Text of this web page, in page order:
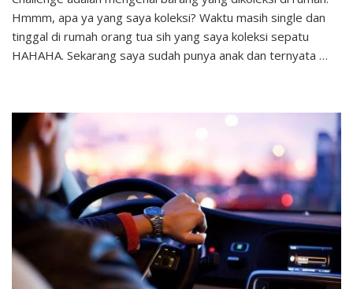
Mainan
Anak
&
Hmmm, apa ya yang saya koleksi? Waktu masih single dan
tinggal di rumah orang tua sih yang saya koleksi sepatu
HAHAHA. Sekarang saya sudah punya anak dan ternyata …